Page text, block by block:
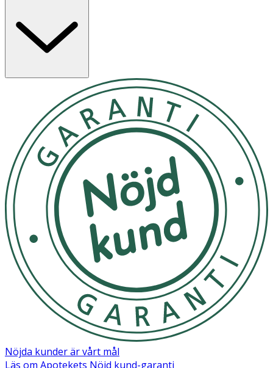
Användning
- Massera in försiktigt i våt hud och skölj rent.
solkräm och begränsa solexponering efter användning
- Undvik att förvara produkten i extrem
temperaturförändring och direkt solljus.
Innehå ll
Aqua (Water), Zea Mays (Corn) Cob Powder, Glycerin,
Cetearyl Alcohol, Lactic Acid, Glyceryl Stearate, Helianthus
Annuus (Sunflower) Seed Oil, Caprylic/Capric Triglyceride,
Glycolic Acid, Hippophae Rhamnoides (Sea Buckthorn)
Fruit Oil, Simmondsia Chinensis (Jojoba) Seed Oil, Vitis
Vinifera (Grape) Seed Oil, Carbomer, Sodium Stearoyl
Glutamate, Coco-Glucoside, Sodium Gluconate, Potassium
Sorbate, Sodium Benzoate, Parfum (Fragrance), Coconut
Alcohol, Sodium Hydroxide, Benzyl Cinnamate, Coumarin.
Nöjda kunder är vårt mål
Läs om Apotekets Nöjd kund-garanti